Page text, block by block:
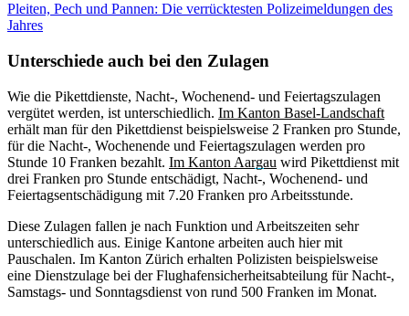
Pleiten, Pech und Pannen: Die verrücktesten Polizeimeldungen des
Jahres
Unterschiede auch bei den Zulagen
Wie die Pikettdienste, Nacht-, Wochenend- und Feiertagszulagen
vergütet werden, ist unterschiedlich. Im Kanton Basel-Landschaft
erhält man für den Pikettdienst beispielsweise 2 Franken pro Stunde,
für die Nacht-, Wochenende und Feiertagszulagen werden pro
Stunde 10 Franken bezahlt. Im Kanton Aargau wird Pikettdienst mit
drei Franken pro Stunde entschädigt, Nacht-, Wochenend- und
Feiertagsentschädigung mit 7.20 Franken pro Arbeitsstunde.
Diese Zulagen fallen je nach Funktion und Arbeitszeiten sehr
unterschiedlich aus. Einige Kantone arbeiten auch hier mit
Pauschalen. Im Kanton Zürich erhalten Polizisten beispielsweise
eine Dienstzulage bei der Flughafensicherheitsabteilung für Nacht-,
Samstags- und Sonntagsdienst von rund 500 Franken im Monat.